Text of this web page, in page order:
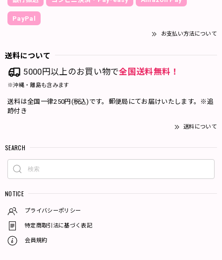
PayPal
お支払い方法について
送料について
5000円以上のお買い物で全国送料無料！
※沖縄・離島も含みます
送料は全国一律250円(税込)です。郵便局にてお届けいたします。※追
跡付き
送料について
SEARCH
NOTICE
プライバシーポリシー
特定商取引法に基づく表記
会員規約